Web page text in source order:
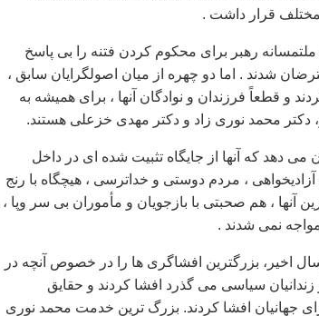
مختلف قرار داشت .
رهبر برای محکوم کردن فتنه را بی پاسخ
شدند . اما دو چهره از ميان اصولگرايان سابق ،
و قطعاً فرزندان و نوادگان آنها ، برای هميشه به
دکتر محمد نوری زاد و دکتر مهدی خزعلی هستند.
دهد که آنها از جايگاه تثبيت شده ای در داخل
، مردم دوستی و خداترسی ، هيچگاه با رنج
، هم صحبتی با بازجويان و مأموران بی سر وپا ،
نمی شدند .
اخير، بزرگترين افشاگری ها را در خصوص آنچه در
زندانيان سياسی می گذرد افشا کردند و حقايق
برای جهانيان افشا کردند. بزرگ ترين خدمت محمد نوری